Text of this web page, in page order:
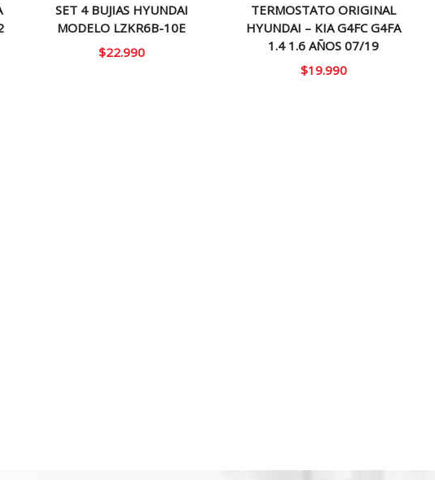
SET 4 BUJIAS HYUNDAI
MODELO LZKR6B-10E
$22.990
TERMOSTATO ORIGINAL
HYUNDAI – KIA G4FC G4FA
1.4 1.6 AÑOS 07/19
$19.990